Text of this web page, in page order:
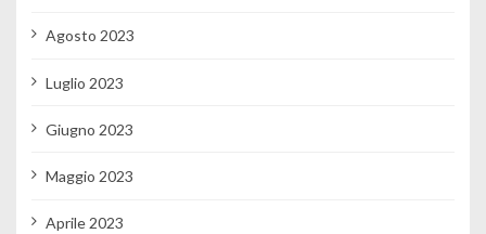
Agosto 2023
Luglio 2023
Giugno 2023
Maggio 2023
Aprile 2023